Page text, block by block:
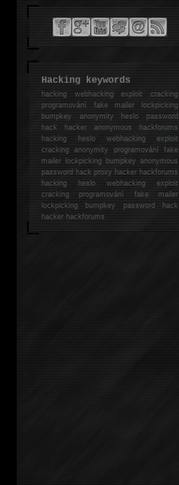
Hacking keywords
hackingwebhacking exploit cracking
programování fake mailer lockpicking
bumpkey anonymity heslo password
hackhacker anonymous hackforums
hackingheslo webhacking exploit
cracking anonymity programování fake
mailer lockpicking bumpkey anonymous
password hack proxy hacker hackforums
hacking heslo webhacking exploit
cracking programování fake mailer
lockpicking bumpkey password hack
hackerhackforums